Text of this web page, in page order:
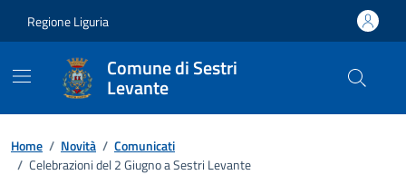
Regione Liguria
Comune di Sestri
Levante
Home / Novità / Comunicati
/ Celebrazioni del 2 Giugno a Sestri Levante